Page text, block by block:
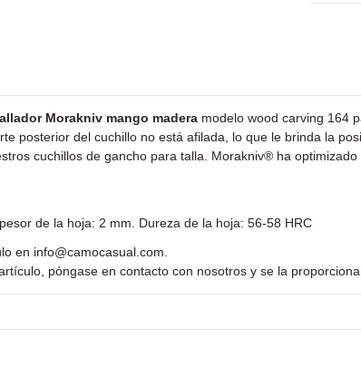
Morakniv mango madera modelo wood carving 164
posterior del cuchillo no está afilada, lo que le brinda la
cuchillos de gancho para talla. Morakniv® ha
de la hoja: 2 mm. Dureza de la hoja: 56-58 HRC
en info@camocasual.com.
póngase en contacto con nosotros y se la